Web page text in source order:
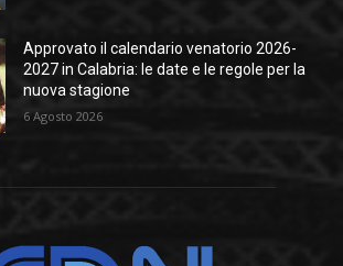
Approvato il calendario venatorio 2026-
2027 in Calabria: le date e le regole per la
nuova stagione
6 Agosto 2026